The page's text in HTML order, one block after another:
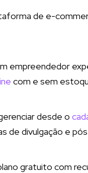
de e-
empreendedor
com e sem
desde o
de divulgação e
gratuito com